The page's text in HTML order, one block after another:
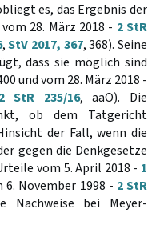
es, das Ergebnis der
28. März 2018 - 2 StR
,StV 2017, 367, 368). Seine
dass sie möglich sind
und vom 28. März 2018 -
2 StR 235/16, aaO). Die
ob dem Tatgericht
der Fall, wenn die
gegen die Denkgesetze
vom 5. April 2018 - 1
6. November 1998 - 2 StR
Nachweise bei Meyer-